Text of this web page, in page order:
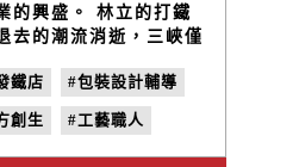
的興盛。 林立的打鐵
去的潮流消逝，三峽僅
的興衰，秉持著打鐵人
匠師與現代工藝設計跨
師傅敲製鍛造刀具、甘
具款式、包裝形式、堅
鐵店 #包裝設計輔導
創生 #工藝職人